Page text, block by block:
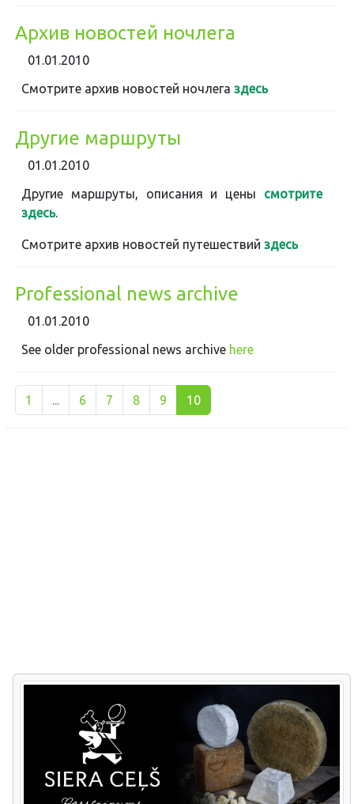
Архив новостей ночлега
01.01.2010
Смотрите архив новостей ночлега здесь
Другие маршруты
01.01.2010
Другие маршруты, описания и цены
смотрите
здесь.
Смотрите архив новостей путешествий здесь
Professional news archive
01.01.2010
See older professional news archive here
1 ... 6 7 8 9 10